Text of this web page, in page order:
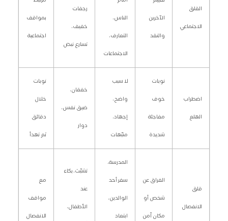
القلق
الاجتماعي
الآخرين
والنقد
الناس،
التعارف،
الاجتماعات
رجفات
خفيف،
تسارع نبض
بمواقف
اجتماعية
اضطراب
الهلع
نوبات
خوف
مفاجئة
شديدة
لا سبب
واضح،
إجهاد،
منبّهات
خفقان،
ضيق نفس،
دوار
نوبات
خلال
دقائق
ثم تهدأ
قلق
الانفصال
الفراق عن
شخص أو
مكان آمن
المدرسة،
سفر أحد
الوالدين،
ابتعاد
تشبّث، بكاء
عند
الأطفال،
مع
مواقف
الانفصال